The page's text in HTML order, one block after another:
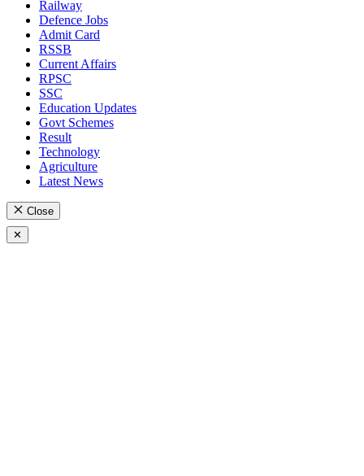
Railway
Defence Jobs
Admit Card
RSSB
Current Affairs
RPSC
SSC
Education Updates
Govt Schemes
Result
Technology
Agriculture
Latest News
Close
✕